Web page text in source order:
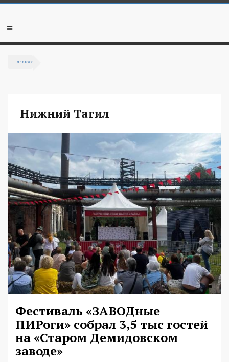
Перейти к основному содержанию
Мобильное
Главная
Нижний Тагил
Фестиваль «ЗАВОДные
ПИРоги» собрал 3,5 тыс гостей
на «Старом Демидовском
заводе»